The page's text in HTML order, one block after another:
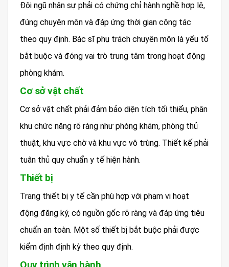
Đội ngũ nhân sự phải có chứng chỉ hành nghề hợp lệ,
đúng chuyên môn và đáp ứng thời gian công tác
theo quy định. Bác sĩ phụ trách chuyên môn là yếu tố
bắt buộc và đóng vai trò trung tâm trong hoạt động
phòng khám.
Cơ sở vật chất
Cơ sở vật chất phải đảm bảo diện tích tối thiểu, phân
khu chức năng rõ ràng như phòng khám, phòng thủ
thuật, khu vực chờ và khu vực vô trùng. Thiết kế phải
tuân thủ quy chuẩn y tế hiện hành.
Thiết bị
Trang thiết bị y tế cần phù hợp với phạm vi hoạt
động đăng ký, có nguồn gốc rõ ràng và đáp ứng tiêu
chuẩn an toàn. Một số thiết bị bắt buộc phải được
kiểm định định kỳ theo quy định.